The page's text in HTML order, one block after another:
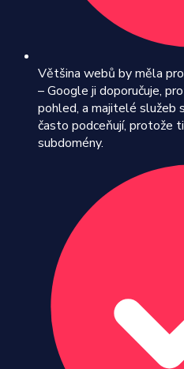
Většina webů by měla
– Google ji doporučuje,
pohled, a majitelé služeb
často podceňují, protože
subdomény.